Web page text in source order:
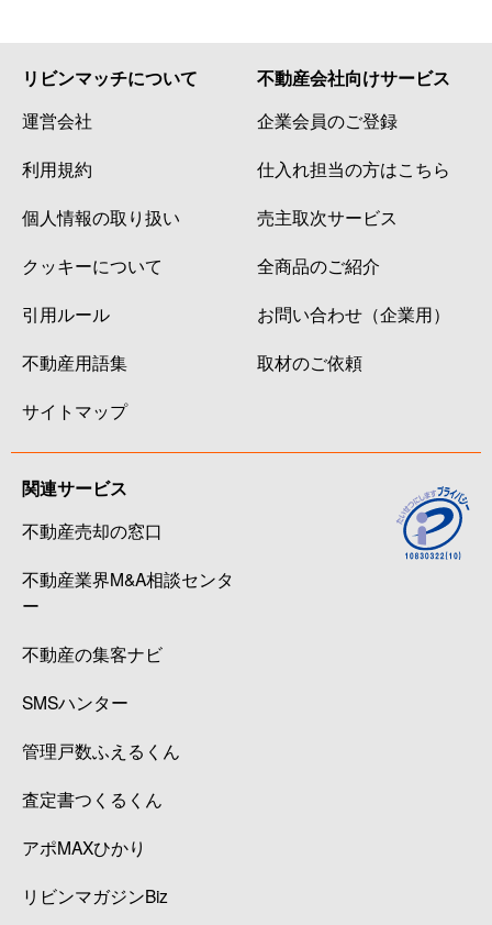
リビンマッチについて
運営会社
利用規約
個人情報の取り扱い
クッキーについて
引用ルール
不動産用語集
サイトマップ
不動産会社向けサービス
企業会員のご登録
仕入れ担当の方はこちら
売主取次サービス
全商品のご紹介
お問い合わせ（企業用）
取材のご依頼
関連サービス
不動産売却の窓口
不動産業界M&A相談センタ
ー
不動産の集客ナビ
SMSハンター
管理戸数ふえるくん
査定書つくるくん
アポMAXひかり
リビンマガジンBiz